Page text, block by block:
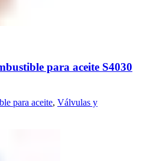
para aceite S4030
para aceite, Válvulas y